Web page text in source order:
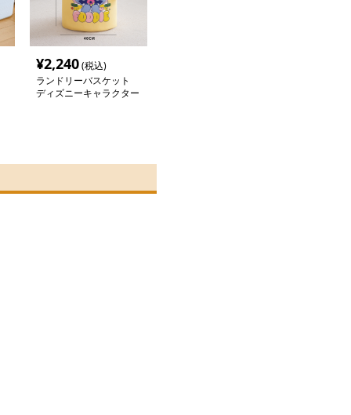
¥2,240(税込)
ランドリーバスケット
ディズニーキャラクター